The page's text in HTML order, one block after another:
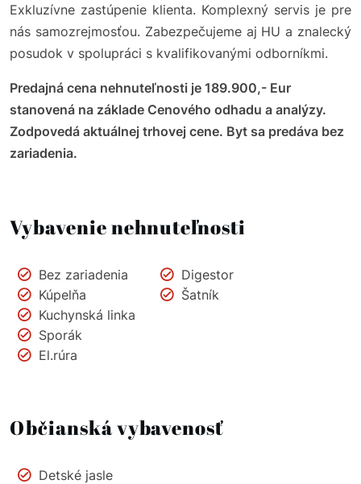
Exkluzívne zastúpenie klienta. Komplexný servis je pre
nás samozrejmosťou. Zabezpečujeme aj HU a znalecký
posudok v spolupráci s kvalifikovanými odborníkmi.
Predajná cena nehnuteľnosti je 189.900,- Eur
stanovená na základe Cenového odhadu a analýzy.
Zodpovedá aktuálnej trhovej cene. Byt sa predáva bez
zariadenia.
Vybavenie nehnuteľnosti
Bez zariadenia
Kúpelňa
Kuchynská linka
Sporák
El.rúra
Digestor
Šatník
Občianská vybavenosť
Detské jasle